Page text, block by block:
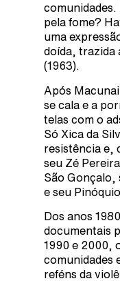
pela fome?
uma
doída, trazida
(1963).
Após
se cala e a
telas com o
Só Xica da
resistência e,
seu Zé
São Gonçalo,
e seu
Dos anos
documentais
1990 e 2000,
comunidades
reféns da